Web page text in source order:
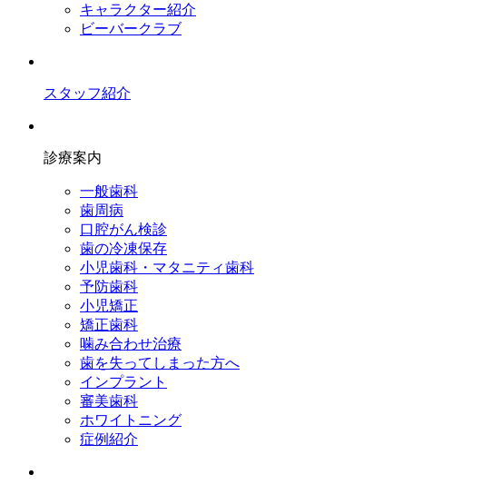
キャラクター紹介
ビーバークラブ
スタッフ紹介
診療案内
一般歯科
歯周病
口腔がん検診
歯の冷凍保存
小児歯科・マタニティ歯科
予防歯科
小児矯正
矯正歯科
噛み合わせ治療
歯を失ってしまった方へ
インプラント
審美歯科
ホワイトニング
症例紹介